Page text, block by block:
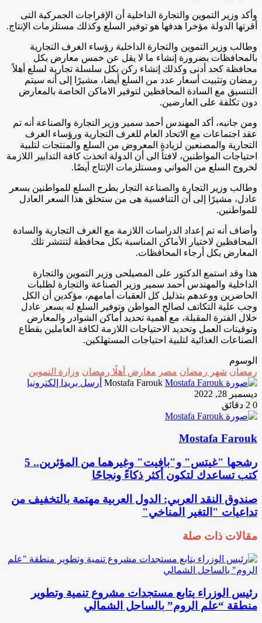
وأكد وزير التموين والتجارة الداخلية أن الإفراجات الجمركية التى
أقرتها الدولة مؤخرا هدفها هو توفير السلع وكذلك مستلزمات الإنتاج.
وطالب وزير التموين والتجارة الداخلية رؤساء الغرف التجارية
بالمحافظات بضرورة إنشاء ما لا يقل عن خمس معارض بكل
محافظة كحد أدنى وكذلك إنشاء ركن بكل سلسلة تجارية لسلع أهلاً
رمضان وتثبيت أسعار عدد من السلع أيضا، مشيرًا إلى أنه سيتم
التنسيق مع السادة المحافظين لتوفير الاماكن الخاصة بالمعارض
دون تكلفة على العارضين.
ومن جانبه، أكد المهندس أحمد سمير وزير التجارة والصناعة أنه تم
عقد اجتماعات مع الاتحاد العام للغرف التجارية ورؤساء الغرف
التجارية والمصنعين لزيادة المعروض من السلع والمنتجات لتلبية
احتياجات المواطنين، لافتاً الى أن الدولة اتخذت كافة التدابير اللازمة
لخروج السلع من المواني ومستلزمات الإنتاج أيضًا.
وطالب وزير التجارة والصناعة التجار بطرح السلع للمواطنين بسعر
عادل، مشيرًا إلى أن التنافسية هى من ستخلق هذا السعر العادل
للمواطنين.
وأضاف أنه تم إعداد الدراسات اللازمة مع الغرف التجارية والسادة
المحافظين لاختيار الأماكن المناسبة بكل محافظة لتنتشر تلك
المعارض بكل أرجاء المحافظات.
هذا وقد استمع الدكتور على المصيلحى وزير التموين والتجارة
الداخلية والمهندس أحمد سمير وزير الصناعة والتجارة لطلبات
الحاضرين ووعدهم بتذليل كل العقبات أمامهم، مؤكدين أن الكل
وجب علية التكاتف لصالح المواطن وتوفير السلع له بسعر عادل
خلال الفترة المقبلة، مع أهمية تحديد أماكن الشوادر والمعارض
وتوقيتات العمل وتحديد الاحتياجات اللازمة لكافة العاملين بقطاع
الصناعات الغذائية لتلبية احتياجات المستهلكين.
الوسوم
رمضان شهر رمضان مصر معارض أهلًا رمضان وزارة التموين
Mostafa Farouk أرسل بريدا إلكترونيا
ديسمبر 28, 2022
0
Mostafa Farouk
رشحها "غيتس" و"بافيت" وغيرهما من المؤثرين.. 5
كتب تساعدك لتكون أكثر ذكاءً ونجاحًا
صندوق النقد العربي: الدول العربية مهتمة بالتخفيف من
تداعيات "التغير المناخي"
مقالات ذات صلة
رئيس الوزراء يتابع مستجدات مشروع تنمية وتطوير
منطقة “علم الروم” بالساحل الشمالي